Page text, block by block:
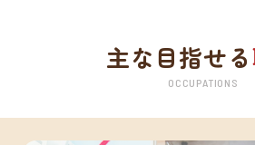
主な目指せる
OCCUPATIONS